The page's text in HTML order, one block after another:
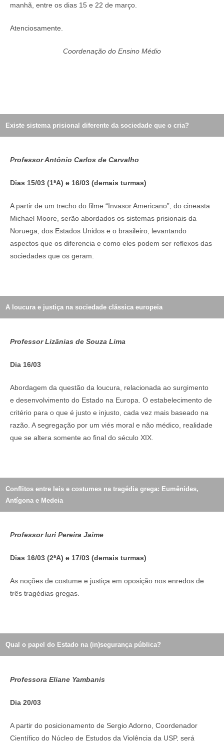
manhã, entre os dias 15 e 22 de março.
Atenciosamente.
Coordenação do Ensino Médio
Existe sistema prisional diferente da sociedade que o cria?
Professor Antônio Carlos de Carvalho
Dias 15/03 (1ªA) e 16/03 (demais turmas)
A partir de um trecho do filme “Invasor Americano”, do cineasta
Michael Moore, serão abordados os sistemas prisionais da
Noruega, dos Estados Unidos e o brasileiro, levantando
aspectos que os diferencia e como eles podem ser reflexos das
sociedades que os geram.
A loucura e justiça na sociedade clássica europeia
Professor Lizânias de Souza Lima
Dia 16/03
Abordagem da questão da loucura, relacionada ao surgimento
e desenvolvimento do Estado na Europa. O estabelecimento de
critério para o que é justo e injusto, cada vez mais baseado na
razão. A segregação por um viés moral e não médico, realidade
que se altera somente ao final do século XIX.
Conflitos entre leis e costumes na tragédia grega: Eumênides,
Antígona e Medeia
Professor Iuri Pereira Jaime
Dias 16/03 (2ªA) e 17/03 (demais turmas)
As noções de costume e justiça em oposição nos enredos de
três tragédias gregas.
Qual o papel do Estado na (in)segurança pública?
Professora Eliane Yambanis
Dia 20/03
A partir do posicionamento de Sergio Adorno, Coordenador
Científico do Núcleo de Estudos da Violência da USP, será